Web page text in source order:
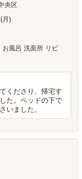
央区
月)
お風呂 洗面所 リビ
くださり、帰宅す
た。ベッドの下で
いました。